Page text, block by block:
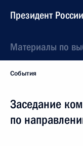
Президент России
Материалы по
События
Заседание
по